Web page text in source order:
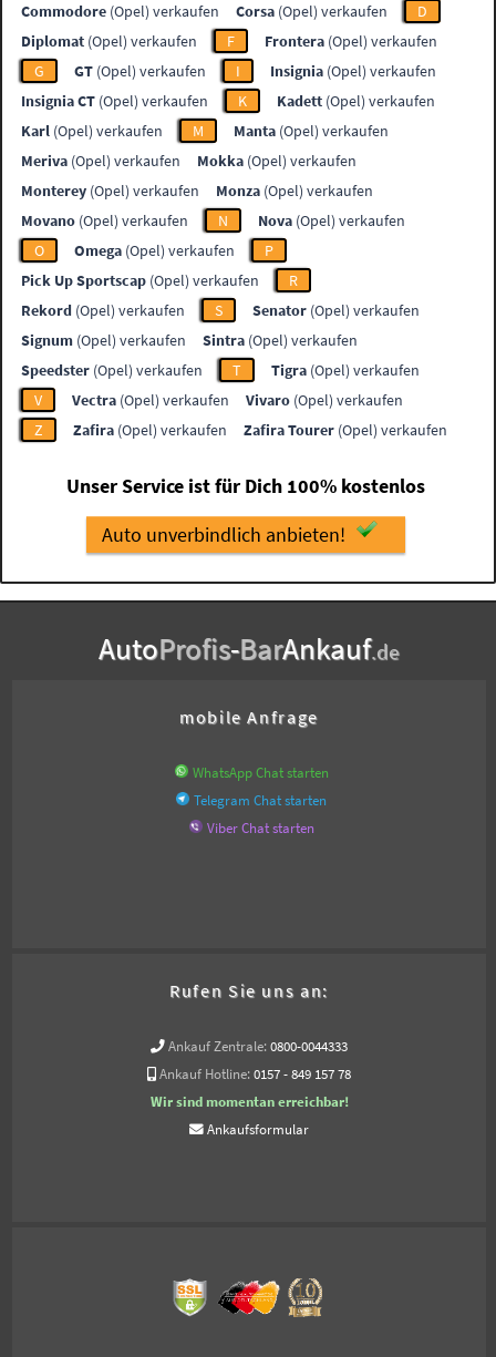
Commodore (Opel) verkaufen Corsa (Opel) verkaufen
D
Diplomat (Opel) verkaufen F Frontera (Opel) verkaufen
G
GT (Opel) verkaufen I Insignia (Opel) verkaufen
Insignia CT (Opel) verkaufen K Kadett (Opel) verkaufen
Karl (Opel) verkaufen M Manta (Opel) verkaufen
Meriva (Opel) verkaufen Mokka (Opel) verkaufen
Monterey (Opel) verkaufen Monza (Opel) verkaufen
Movano (Opel) verkaufen N Nova (Opel) verkaufen
O
Omega (Opel) verkaufen
P
Pick Up Sportscap (Opel) verkaufen
R
Rekord (Opel) verkaufen S Senator (Opel) verkaufen
Signum (Opel) verkaufen Sintra (Opel) verkaufen
Speedster (Opel) verkaufen T Tigra (Opel) verkaufen
V
Vectra (Opel) verkaufen Vivaro (Opel) verkaufen
Z
Zafira (Opel) verkaufen Zafira Tourer (Opel) verkaufen
Unser Service ist für Dich 100% kostenlos
Auto unverbindlich anbieten!
AutoProfis-BarAnkauf.de
mobile Anfrage
WhatsApp Chat starten
Telegram Chat starten
Viber Chat starten
Rufen Sie uns an:
Ankauf Zentrale: 0800-0044333
Ankauf Hotline: 0157 - 849 157 78
Wir sind momentan erreichbar!
Ankaufsformular